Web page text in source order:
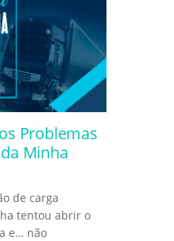
Problemas
Minha
de carga
tentou abrir o
e… não